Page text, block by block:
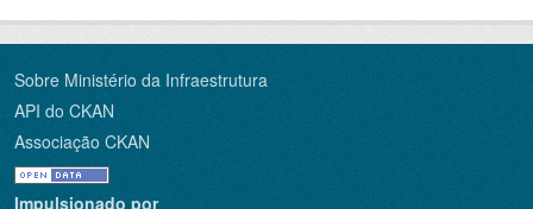
Sobre Ministério da Infraestrutura
API do CKAN
Associação CKAN
Impulsionado por